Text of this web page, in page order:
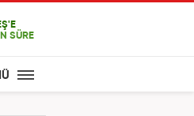
SÜRE